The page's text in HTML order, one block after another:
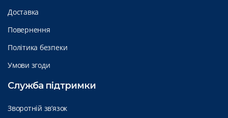
Доставка
Повернення
Політика безпеки
Умови згоди
Служба підтримки
Зворотній зв’язок